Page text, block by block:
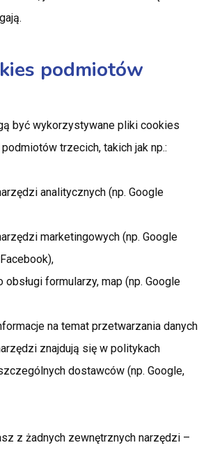
podmiotów
być wykorzystywane pliki cookies
trzecich, takich jak np.:
analitycznych (np. Google
marketingowych (np. Google
obsługi formularzy, map (np. Google
na temat przetwarzania danych
znajdują się w politykach
dostawców (np. Google,
z żadnych zewnętrznych narzędzi –